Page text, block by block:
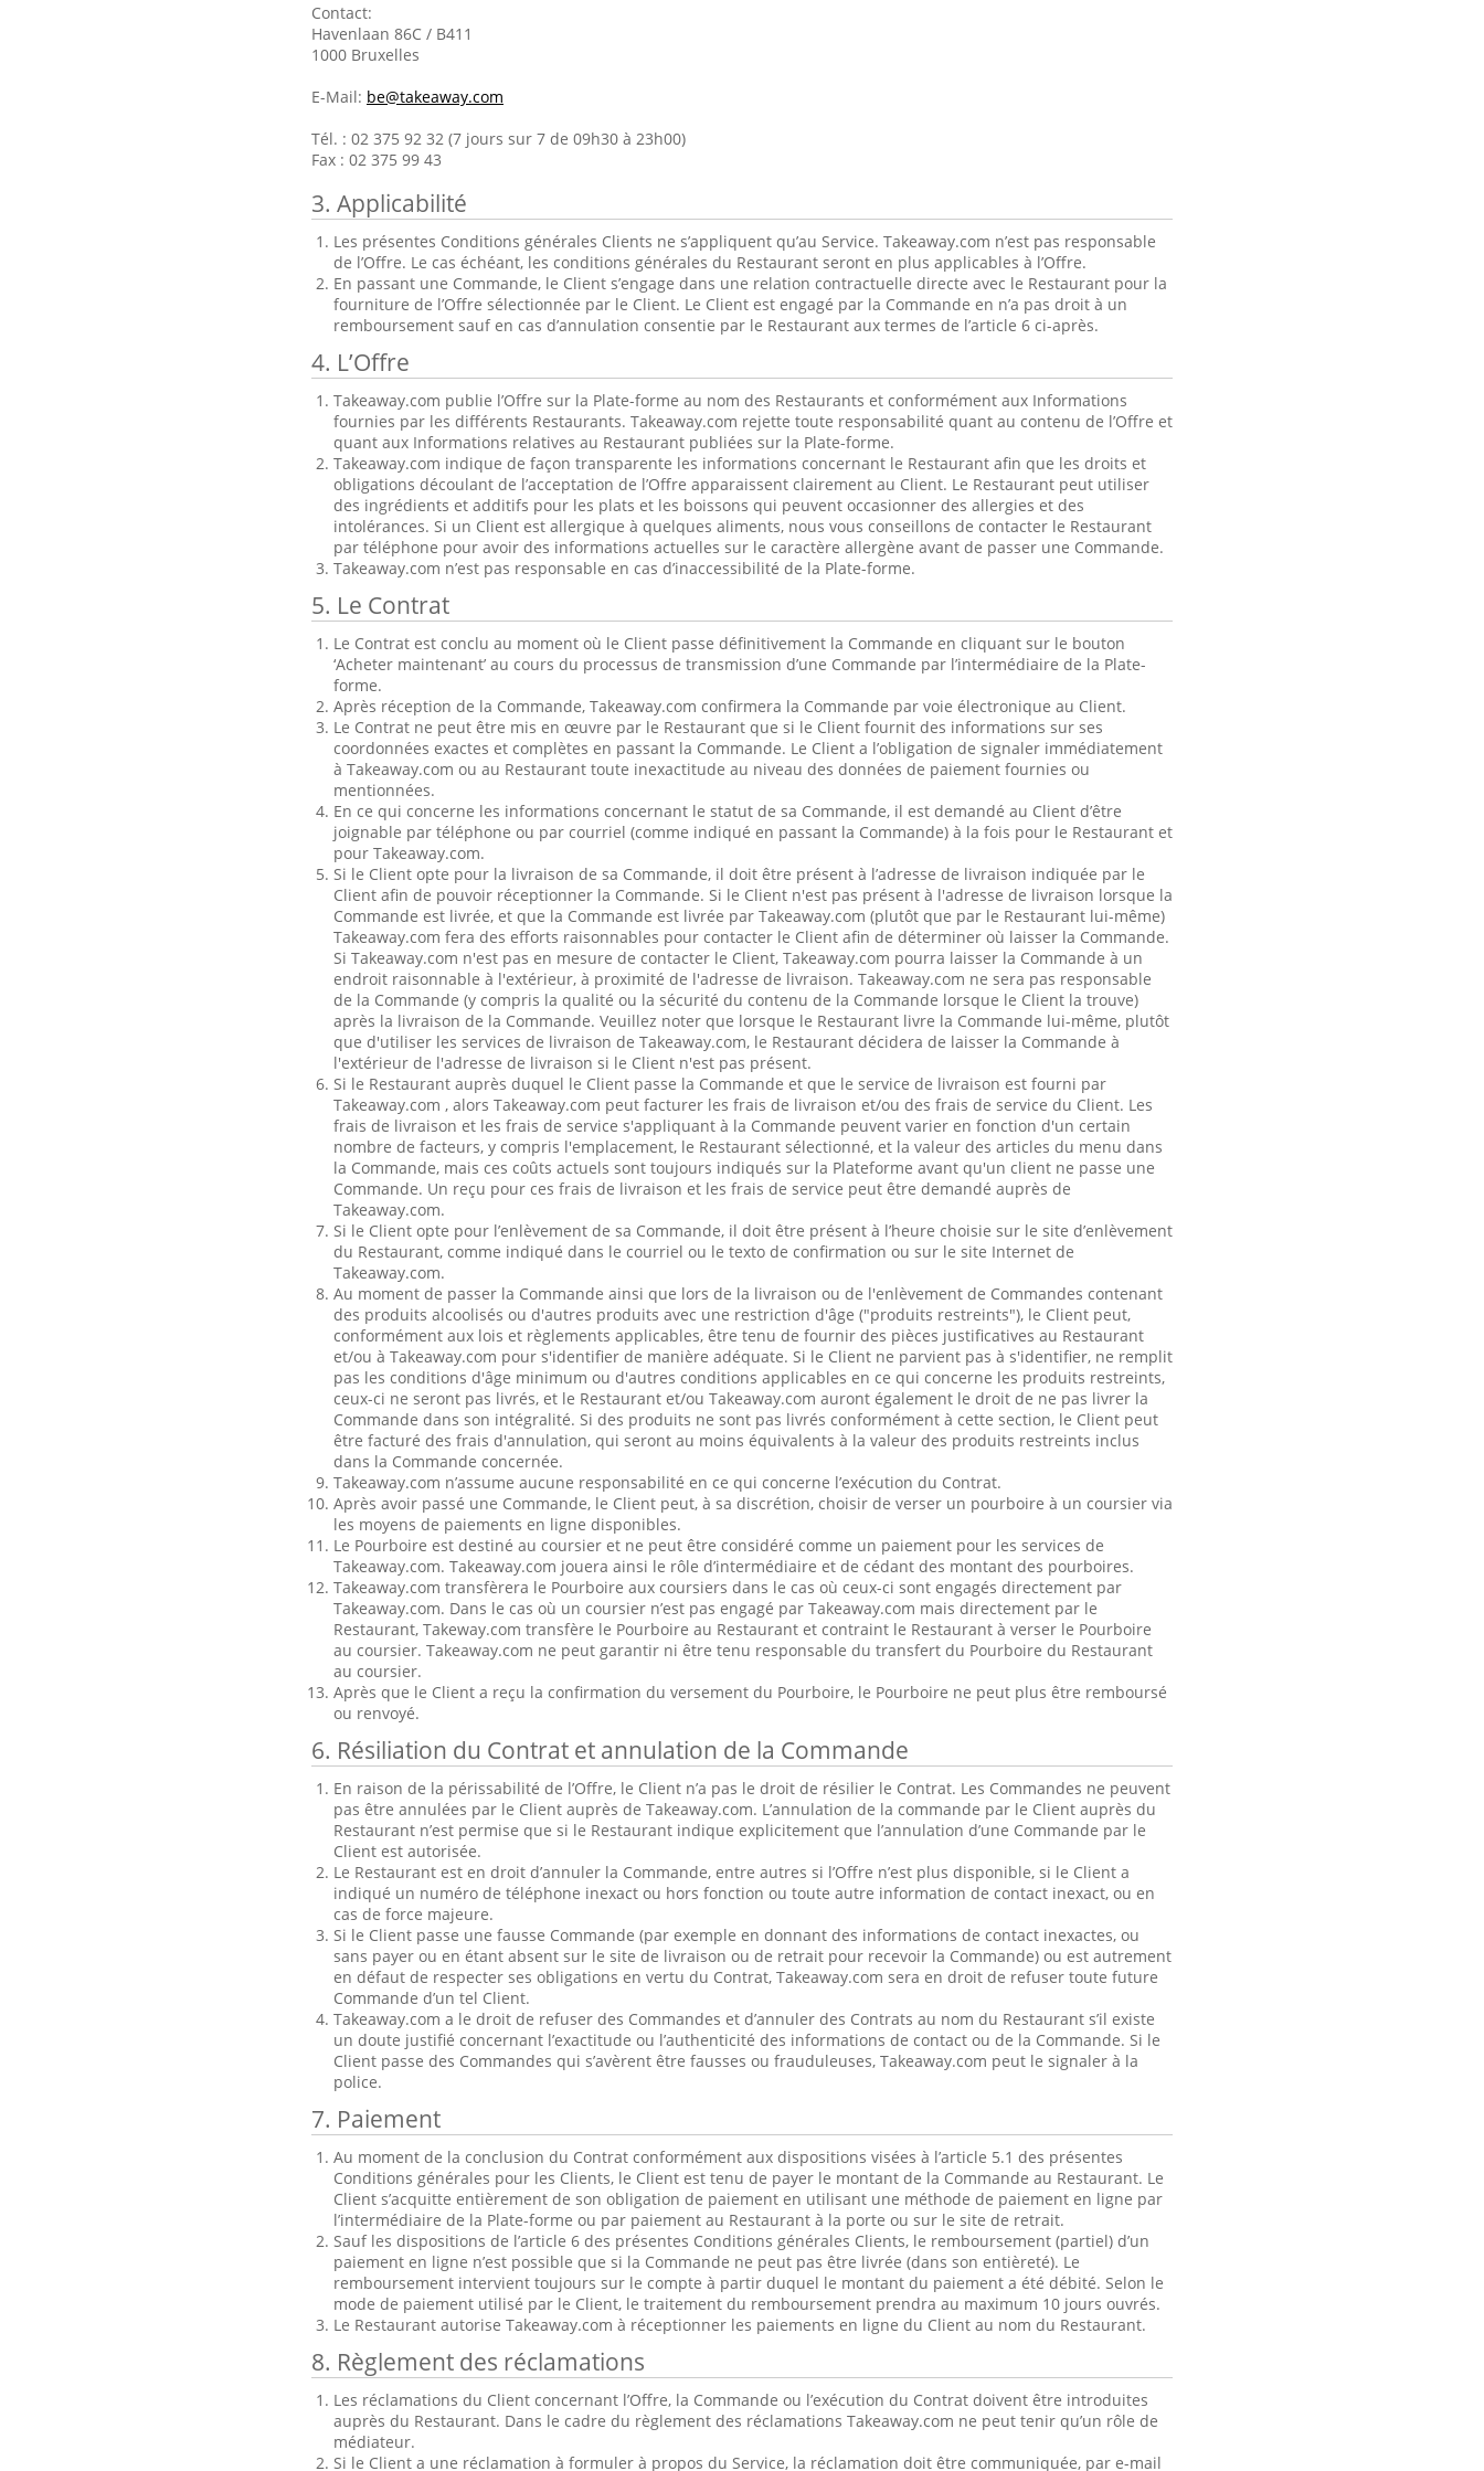
Contact:
Havenlaan 86C / B411
1000 Bruxelles
E-Mail: be@takeaway.com
Tél. : 02 375 92 32 (7 jours sur 7 de 09h30 à 23h00)
Fax : 02 375 99 43
3. Applicabilité
Les présentes Conditions générales Clients ne s’appliquent qu’au Service. Takeaway.com n’est pas responsable
de l’Offre. Le cas échéant, les conditions générales du Restaurant seront en plus applicables à l’Offre.
En passant une Commande, le Client s’engage dans une relation contractuelle directe avec le Restaurant pour la
fourniture de l’Offre sélectionnée par le Client. Le Client est engagé par la Commande en n’a pas droit à un
remboursement sauf en cas d’annulation consentie par le Restaurant aux termes de l’article 6 ci-après.
4. L’Offre
Takeaway.com publie l’Offre sur la Plate-forme au nom des Restaurants et conformément aux Informations
fournies par les différents Restaurants. Takeaway.com rejette toute responsabilité quant au contenu de l’Offre et
quant aux Informations relatives au Restaurant publiées sur la Plate-forme.
Takeaway.com indique de façon transparente les informations concernant le Restaurant afin que les droits et
obligations découlant de l’acceptation de l’Offre apparaissent clairement au Client. Le Restaurant peut utiliser
des ingrédients et additifs pour les plats et les boissons qui peuvent occasionner des allergies et des
intolérances. Si un Client est allergique à quelques aliments, nous vous conseillons de contacter le Restaurant
par téléphone pour avoir des informations actuelles sur le caractère allergène avant de passer une Commande.
Takeaway.com n’est pas responsable en cas d’inaccessibilité de la Plate-forme.
5. Le Contrat
Le Contrat est conclu au moment où le Client passe définitivement la Commande en cliquant sur le bouton
‘Acheter maintenant’ au cours du processus de transmission d’une Commande par l’intermédiaire de la Plate-
forme.
Après réception de la Commande, Takeaway.com confirmera la Commande par voie électronique au Client.
Le Contrat ne peut être mis en œuvre par le Restaurant que si le Client fournit des informations sur ses
coordonnées exactes et complètes en passant la Commande. Le Client a l’obligation de signaler immédiatement
à Takeaway.com ou au Restaurant toute inexactitude au niveau des données de paiement fournies ou
mentionnées.
En ce qui concerne les informations concernant le statut de sa Commande, il est demandé au Client d’être
joignable par téléphone ou par courriel (comme indiqué en passant la Commande) à la fois pour le Restaurant et
pour Takeaway.com.
Si le Client opte pour la livraison de sa Commande, il doit être présent à l’adresse de livraison indiquée par le
Client afin de pouvoir réceptionner la Commande. Si le Client n'est pas présent à l'adresse de livraison lorsque la
Commande est livrée, et que la Commande est livrée par Takeaway.com (plutôt que par le Restaurant lui-même)
Takeaway.com fera des efforts raisonnables pour contacter le Client afin de déterminer où laisser la Commande.
Si Takeaway.com n'est pas en mesure de contacter le Client, Takeaway.com pourra laisser la Commande à un
endroit raisonnable à l'extérieur, à proximité de l'adresse de livraison. Takeaway.com ne sera pas responsable
de la Commande (y compris la qualité ou la sécurité du contenu de la Commande lorsque le Client la trouve)
après la livraison de la Commande. Veuillez noter que lorsque le Restaurant livre la Commande lui-même, plutôt
que d'utiliser les services de livraison de Takeaway.com, le Restaurant décidera de laisser la Commande à
l'extérieur de l'adresse de livraison si le Client n'est pas présent.
Si le Restaurant auprès duquel le Client passe la Commande et que le service de livraison est fourni par
Takeaway.com , alors Takeaway.com peut facturer les frais de livraison et/ou des frais de service du Client. Les
frais de livraison et les frais de service s'appliquant à la Commande peuvent varier en fonction d'un certain
nombre de facteurs, y compris l'emplacement, le Restaurant sélectionné, et la valeur des articles du menu dans
la Commande, mais ces coûts actuels sont toujours indiqués sur la Plateforme avant qu'un client ne passe une
Commande. Un reçu pour ces frais de livraison et les frais de service peut être demandé auprès de
Takeaway.com.
Si le Client opte pour l’enlèvement de sa Commande, il doit être présent à l’heure choisie sur le site d’enlèvement
du Restaurant, comme indiqué dans le courriel ou le texto de confirmation ou sur le site Internet de
Takeaway.com.
Au moment de passer la Commande ainsi que lors de la livraison ou de l'enlèvement de Commandes contenant
des produits alcoolisés ou d'autres produits avec une restriction d'âge ("produits restreints"), le Client peut,
conformément aux lois et règlements applicables, être tenu de fournir des pièces justificatives au Restaurant
et/ou à Takeaway.com pour s'identifier de manière adéquate. Si le Client ne parvient pas à s'identifier, ne remplit
pas les conditions d'âge minimum ou d'autres conditions applicables en ce qui concerne les produits restreints,
ceux-ci ne seront pas livrés, et le Restaurant et/ou Takeaway.com auront également le droit de ne pas livrer la
Commande dans son intégralité. Si des produits ne sont pas livrés conformément à cette section, le Client peut
être facturé des frais d'annulation, qui seront au moins équivalents à la valeur des produits restreints inclus
dans la Commande concernée.
Takeaway.com n’assume aucune responsabilité en ce qui concerne l’exécution du Contrat.
Après avoir passé une Commande, le Client peut, à sa discrétion, choisir de verser un pourboire à un coursier via
les moyens de paiements en ligne disponibles.
Le Pourboire est destiné au coursier et ne peut être considéré comme un paiement pour les services de
Takeaway.com. Takeaway.com jouera ainsi le rôle d’intermédiaire et de cédant des montant des pourboires.
Takeaway.com transfèrera le Pourboire aux coursiers dans le cas où ceux-ci sont engagés directement par
Takeaway.com. Dans le cas où un coursier n’est pas engagé par Takeaway.com mais directement par le
Restaurant, Takeway.com transfère le Pourboire au Restaurant et contraint le Restaurant à verser le Pourboire
au coursier. Takeaway.com ne peut garantir ni être tenu responsable du transfert du Pourboire du Restaurant
au coursier.
Après que le Client a reçu la confirmation du versement du Pourboire, le Pourboire ne peut plus être remboursé
ou renvoyé.
6. Résiliation du Contrat et annulation de la Commande
En raison de la périssabilité de l’Offre, le Client n’a pas le droit de résilier le Contrat. Les Commandes ne peuvent
pas être annulées par le Client auprès de Takeaway.com. L’annulation de la commande par le Client auprès du
Restaurant n’est permise que si le Restaurant indique explicitement que l’annulation d’une Commande par le
Client est autorisée.
Le Restaurant est en droit d’annuler la Commande, entre autres si l’Offre n’est plus disponible, si le Client a
indiqué un numéro de téléphone inexact ou hors fonction ou toute autre information de contact inexact, ou en
cas de force majeure.
Si le Client passe une fausse Commande (par exemple en donnant des informations de contact inexactes, ou
sans payer ou en étant absent sur le site de livraison ou de retrait pour recevoir la Commande) ou est autrement
en défaut de respecter ses obligations en vertu du Contrat, Takeaway.com sera en droit de refuser toute future
Commande d’un tel Client.
Takeaway.com a le droit de refuser des Commandes et d’annuler des Contrats au nom du Restaurant s’il existe
un doute justifié concernant l’exactitude ou l’authenticité des informations de contact ou de la Commande. Si le
Client passe des Commandes qui s’avèrent être fausses ou frauduleuses, Takeaway.com peut le signaler à la
police.
7. Paiement
Au moment de la conclusion du Contrat conformément aux dispositions visées à l’article 5.1 des présentes
Conditions générales pour les Clients, le Client est tenu de payer le montant de la Commande au Restaurant. Le
Client s’acquitte entièrement de son obligation de paiement en utilisant une méthode de paiement en ligne par
l’intermédiaire de la Plate-forme ou par paiement au Restaurant à la porte ou sur le site de retrait.
Sauf les dispositions de l’article 6 des présentes Conditions générales Clients, le remboursement (partiel) d’un
paiement en ligne n’est possible que si la Commande ne peut pas être livrée (dans son entièreté). Le
remboursement intervient toujours sur le compte à partir duquel le montant du paiement a été débité. Selon le
mode de paiement utilisé par le Client, le traitement du remboursement prendra au maximum 10 jours ouvrés.
Le Restaurant autorise Takeaway.com à réceptionner les paiements en ligne du Client au nom du Restaurant.
8. Règlement des réclamations
Les réclamations du Client concernant l’Offre, la Commande ou l’exécution du Contrat doivent être introduites
auprès du Restaurant. Dans le cadre du règlement des réclamations Takeaway.com ne peut tenir qu’un rôle de
médiateur.
Si le Client a une réclamation à formuler à propos du Service, la réclamation doit être communiquée, par e-mail